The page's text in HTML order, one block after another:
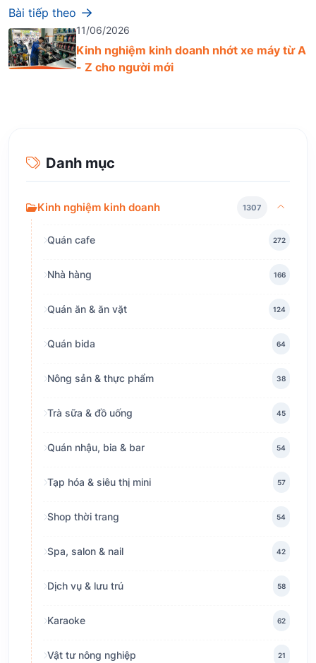
Bài tiếp theo
11/06/2026
Kinh nghiệm kinh doanh nhớt xe máy từ A
- Z cho người mới
Danh mục
Kinh nghiệm kinh doanh 1307
Quán cafe 272
Nhà hàng 166
Quán ăn & ăn vặt 124
Quán bida 64
Nông sản & thực phẩm 38
Trà sữa & đồ uống 45
Quán nhậu, bia & bar 54
Tạp hóa & siêu thị mini 57
Shop thời trang 54
Spa, salon & nail 42
Dịch vụ & lưu trú 58
Karaoke 62
Vật tư nông nghiệp 21